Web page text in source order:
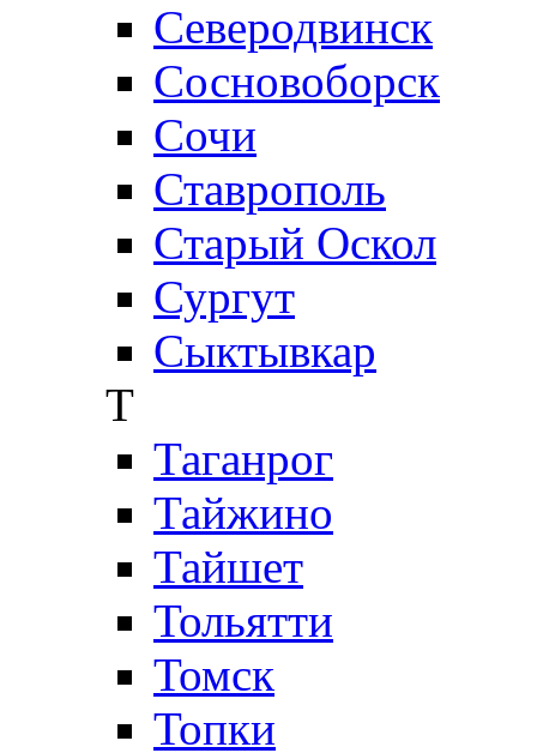
Северодвинск
Сосновоборск
Сочи
Ставрополь
Старый Оскол
Сургут
Сыктывкар
Т
Таганрог
Тайжино
Тайшет
Тольятти
Томск
Топки